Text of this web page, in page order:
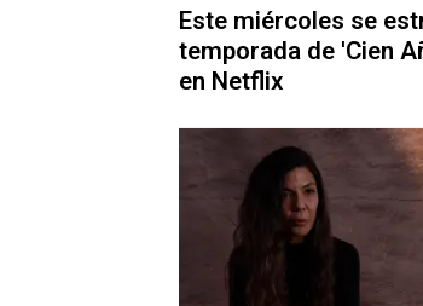
Este miércoles se
temporada de 'Cien
en Netflix